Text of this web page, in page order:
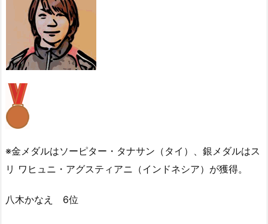
※金メダルはソーピター・タナサン（タイ）、銀メダルはス
リ ワヒュニ・アグスティアニ（インドネシア）が獲得。
八木かなえ 6位